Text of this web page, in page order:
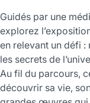
Guidés par une
explorez
en relevant un défi
les secrets de
Au fil du parcours,
découvrir sa vie,